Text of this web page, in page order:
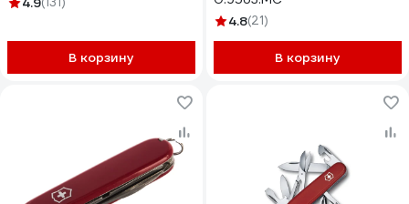
В корзину
4.8(21)
В корзину